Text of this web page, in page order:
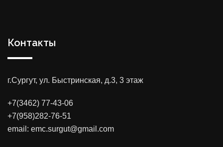
Контакты
г.Сургут, ул. Быстринская, д.3, 3 этаж
+7(3462) 77-43-06
+7(958)282-76-51
email: emc.surgut@gmail.com